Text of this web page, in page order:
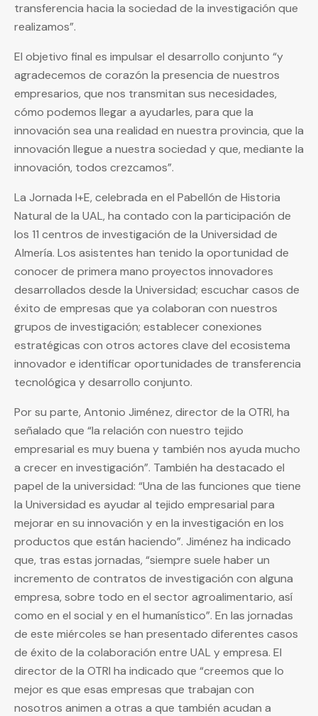
transferencia hacia la sociedad de la investigación que
realizamos”.
El objetivo final es impulsar el desarrollo conjunto “y
agradecemos de corazón la presencia de nuestros
empresarios, que nos transmitan sus necesidades,
cómo podemos llegar a ayudarles, para que la
innovación sea una realidad en nuestra provincia, que la
innovación llegue a nuestra sociedad y que, mediante la
innovación, todos crezcamos”.
La Jornada I+E, celebrada en el Pabellón de Historia
Natural de la UAL, ha contado con la participación de
los 11 centros de investigación de la Universidad de
Almería. Los asistentes han tenido la oportunidad de
conocer de primera mano proyectos innovadores
desarrollados desde la Universidad; escuchar casos de
éxito de empresas que ya colaboran con nuestros
grupos de investigación; establecer conexiones
estratégicas con otros actores clave del ecosistema
innovador e identificar oportunidades de transferencia
tecnológica y desarrollo conjunto.
Por su parte, Antonio Jiménez, director de la OTRI, ha
señalado que “la relación con nuestro tejido
empresarial es muy buena y también nos ayuda mucho
a crecer en investigación”. También ha destacado el
papel de la universidad: “Una de las funciones que tiene
la Universidad es ayudar al tejido empresarial para
mejorar en su innovación y en la investigación en los
productos que están haciendo”. Jiménez ha indicado
que, tras estas jornadas, “siempre suele haber un
incremento de contratos de investigación con alguna
empresa, sobre todo en el sector agroalimentario, así
como en el social y en el humanístico”. En las jornadas
de este miércoles se han presentado diferentes casos
de éxito de la colaboración entre UAL y empresa. El
director de la OTRI ha indicado que “creemos que lo
mejor es que esas empresas que trabajan con
nosotros animen a otras a que también acudan a